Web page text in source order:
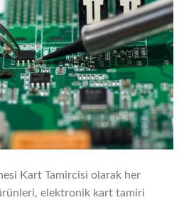
Kart Tamircisi olarak her
elektronik kart tamiri